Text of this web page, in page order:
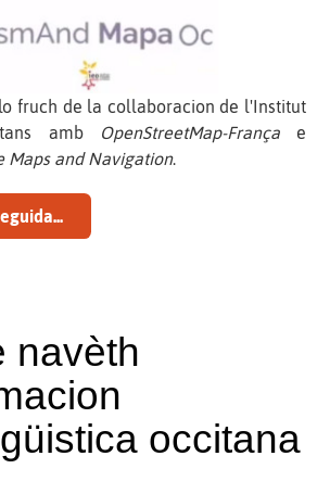
fruch de la collaboracion de l'Institut
amb
OpenStreetMap-Françae
Maps and Navigation.
navèth
occitana